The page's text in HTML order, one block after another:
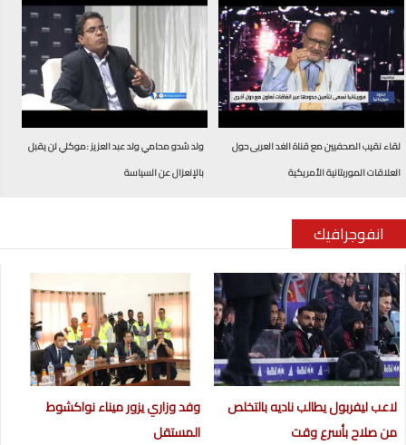
لقاء نقيب الصحفيين مع قناة الغد العربى حول
العلاقات الموربتانية الأمريكية
ولد شدو محامي ولد عبد العزيز :موكلي لن يقبل
بالإنعزال عن السياسة
انفوجرافيك
لاعب ليفربول يطالب ناديه بالتخلص
من صلاح بأسرع وقت
وفد وزاري يزور ميناء نواكشوط
المستقل